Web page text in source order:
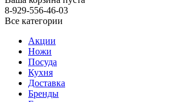
8-929-556-46-03
Все категории
Акции
Ножи
Посуда
Кухня
Доставка
Бренды